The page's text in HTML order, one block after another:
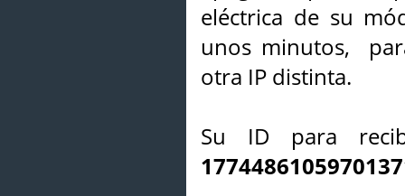
eléctrica de su
unos minutos,
otra IP distinta.
Su ID para